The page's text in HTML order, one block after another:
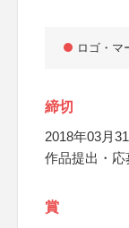
ロゴ・マ
締切
2018年03月
作品提出・
賞